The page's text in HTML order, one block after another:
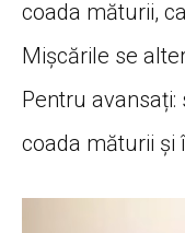
coada măturii,
Mișcările se
Pentru
coada măturii și